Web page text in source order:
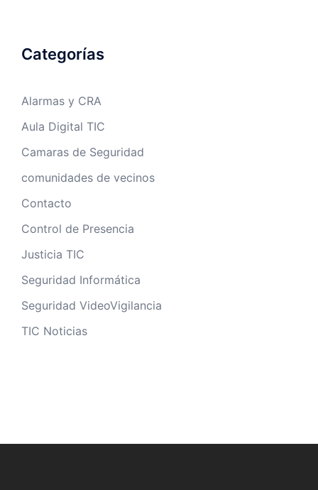
Categorías
Alarmas y CRA
Aula Digital TIC
Camaras de Seguridad
comunidades de vecinos
Contacto
Control de Presencia
Justicia TIC
Seguridad Informática
Seguridad VideoVigilancia
TIC Noticias